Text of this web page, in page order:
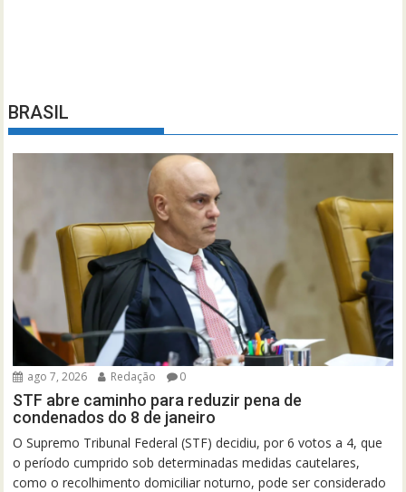
BRASIL
ago 7, 2026 Redação 0
STF abre caminho para reduzir pena de
condenados do 8 de janeiro
O Supremo Tribunal Federal (STF) decidiu, por 6 votos a 4, que
o período cumprido sob determinadas medidas cautelares,
como o recolhimento domiciliar noturno, pode ser considerado